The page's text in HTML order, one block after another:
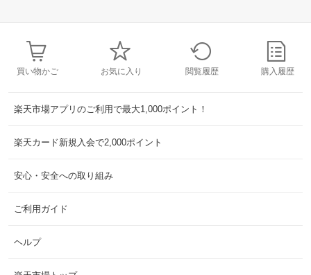
買い物かご お気に入り 閲覧履歴 購入履歴
楽天市場アプリのご利用で最大1,000ポイント！
楽天カード新規入会で2,000ポイント
安心・安全への取り組み
ご利用ガイド
ヘルプ